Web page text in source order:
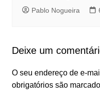
Pablo Nogueira
Deixe um
O seu endereço de e-
obrigatórios são